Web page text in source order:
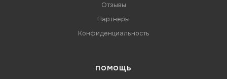
Отзывы
Партнеры
Конфиденциальность
ПОМОЩЬ